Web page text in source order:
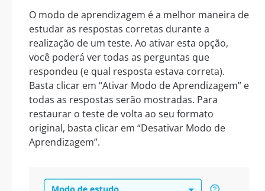
O modo de aprendizagem é a melhor maneira de
estudar as respostas corretas durante a
realização de um teste. Ao ativar esta opção,
você poderá ver todas as perguntas que
respondeu (e qual resposta estava correta).
Basta clicar em “Ativar Modo de Aprendizagem” e
todas as respostas serão mostradas. Para
restaurar o teste de volta ao seu formato
original, basta clicar em “Desativar Modo de
Aprendizagem”.